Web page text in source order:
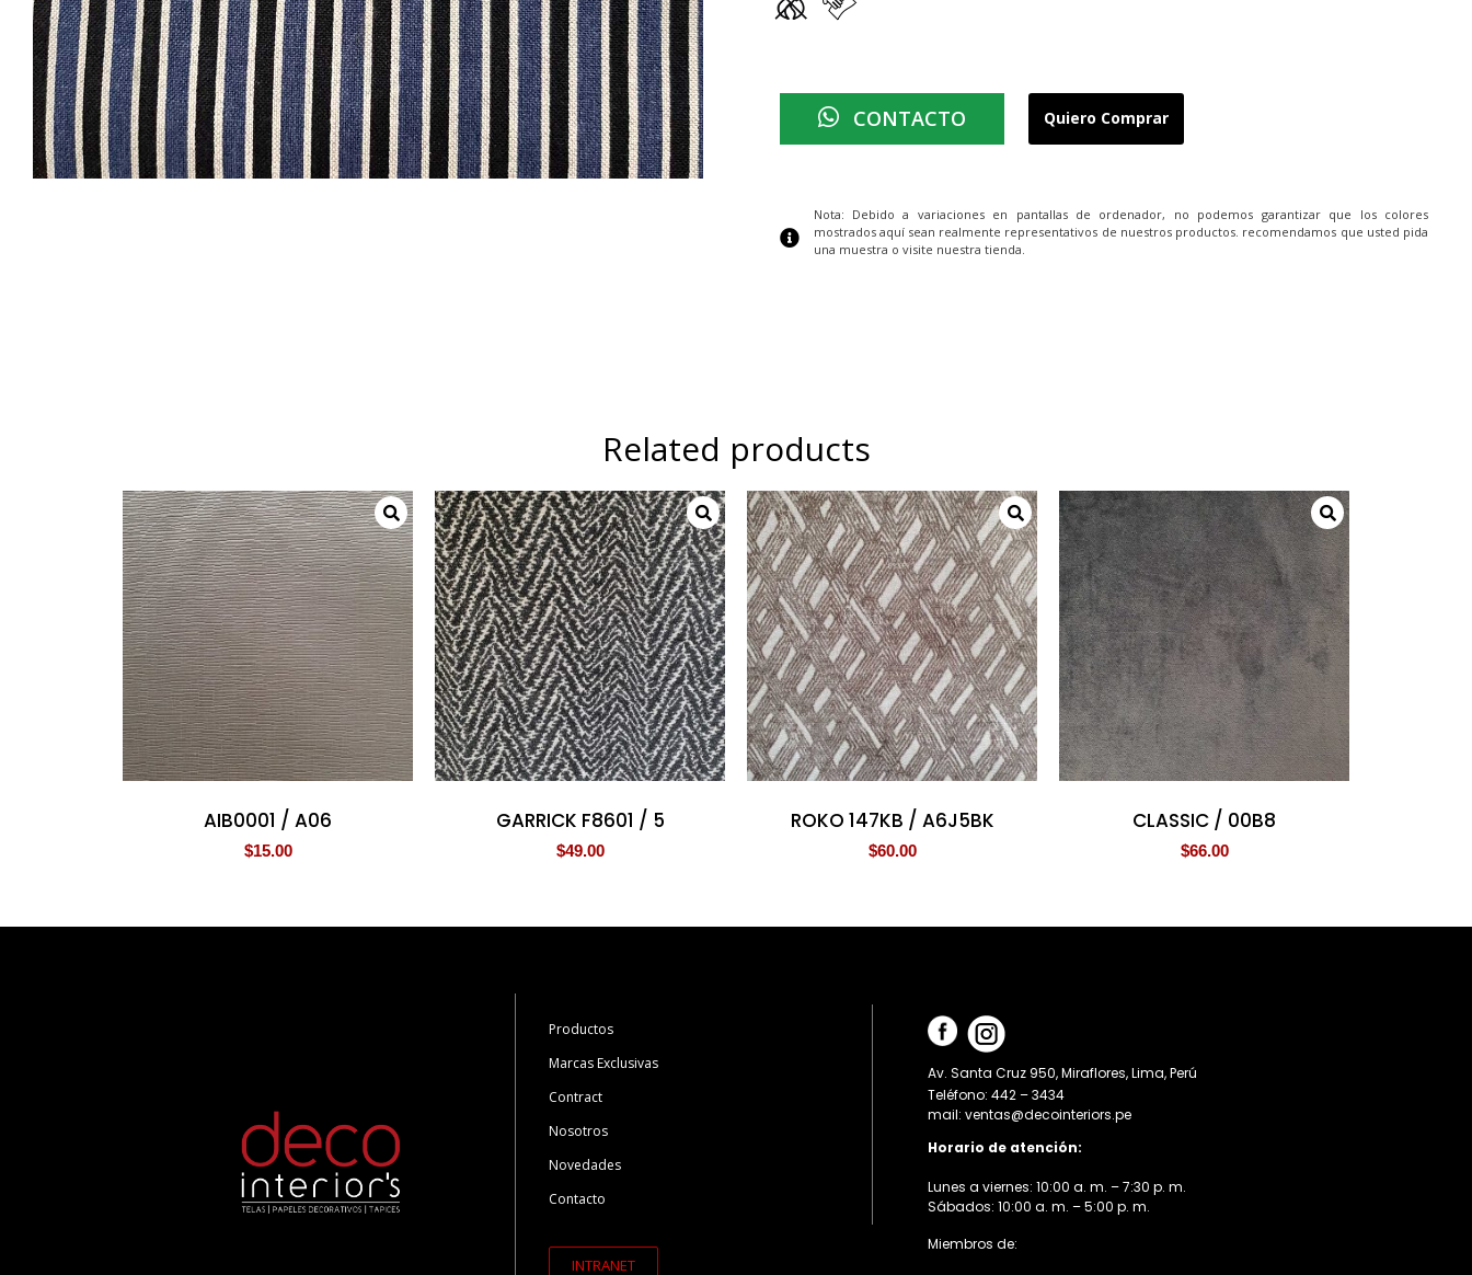
CONTACTO Quiero Comprar
Nota: Debido a variaciones en pantallas de ordenador, no podemos garantizar que los colores
mostrados aquí sean realmente representativos de nuestros productos. recomendamos que usted pida
una muestra o visite nuestra tienda.
Related products
AIB0001 / A06
$15.00
GARRICK F8601 / 5
$49.00
ROKO 147KB / A6J5BK
$60.00
CLASSIC / 00B8
$66.00
Productos
Marcas Exclusivas
Contract
Nosotros
Novedades
Contacto
INTRANET
Av. Santa Cruz 950, Miraflores, Lima, Perú
Teléfono: 442 – 3434
mail: ventas@decointeriors.pe
Horario de atención:
Lunes a viernes: 10:00 a. m. – 7:30 p. m.
Sábados: 10:00 a. m. – 5:00 p. m.
Miembros de: